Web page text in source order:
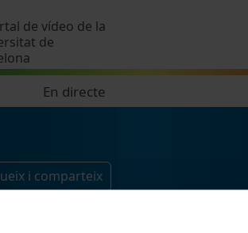
de vídeo de la
de
En directe
i comparteix